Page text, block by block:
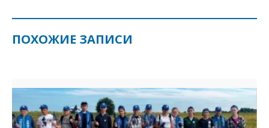
ПОХОЖИЕ ЗАПИСИ